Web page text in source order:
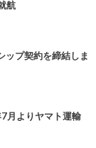
航
ップ契約を締結しま
月よりヤマト運輸